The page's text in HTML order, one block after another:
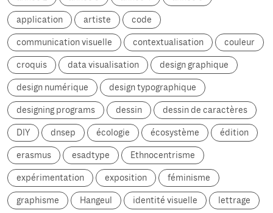
application artiste code
communication visuelle contextualisation couleur
croquis data visualisation design graphique
design numérique design typographique
designing programs dessin dessin de caractères
DIY dnsep écologie écosystème édition
erasmus esadtype Ethnocentrisme
expérimentation exposition féminisme
graphisme Hangeul identité visuelle lettrage